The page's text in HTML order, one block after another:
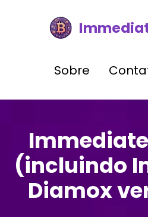
Sobre
(incluindo
Diamox